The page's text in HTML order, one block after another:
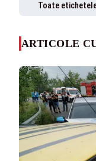
Toate
ARTICOLE